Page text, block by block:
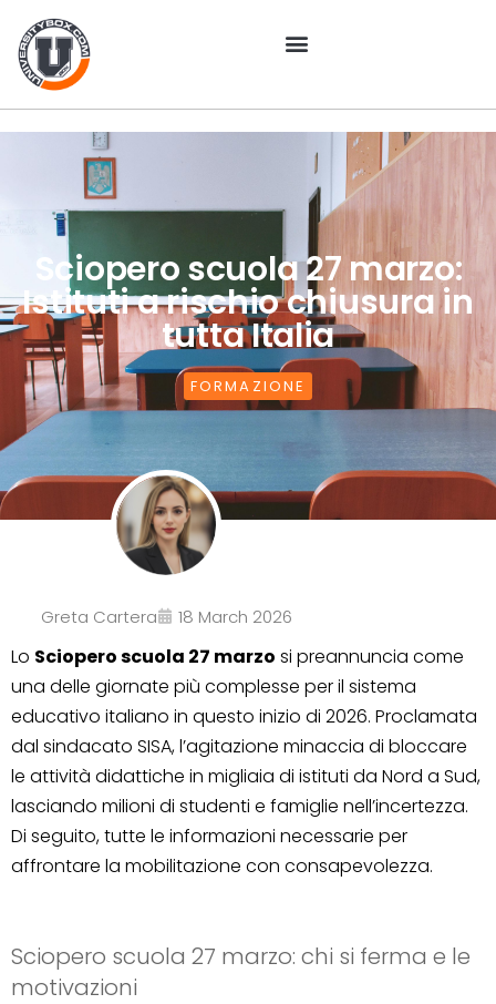
Sciopero scuola 27 marzo:
Istituti a rischio chiusura in
tutta Italia
FORMAZIONE
Greta Cartera 18 March 2026
Lo Sciopero scuola 27 marzo si preannuncia come
una delle giornate più complesse per il sistema
educativo italiano in questo inizio di 2026. Proclamata
dal sindacato SISA, l’agitazione minaccia di bloccare
le attività didattiche in migliaia di istituti da Nord a Sud,
lasciando milioni di studenti e famiglie nell’incertezza.
Di seguito, tutte le informazioni necessarie per
affrontare la mobilitazione con consapevolezza.
Sciopero scuola 27 marzo: chi si ferma e le
motivazioni